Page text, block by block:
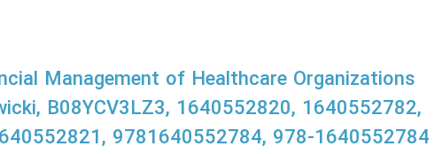
Management of Healthcare Organizations
B08YCV3LZ3, 1640552820, 1640552782,
9781640552784, 978-1640552784